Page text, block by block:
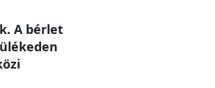
A bérlet